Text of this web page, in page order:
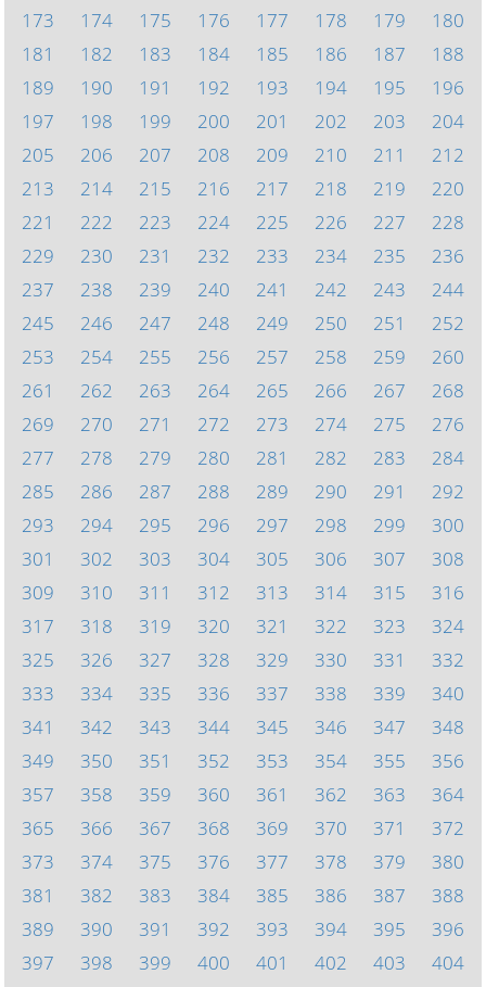
173
174 175 176 177 178 179
180
181
182 183 184 185 186 187
188
189
190 191 192 193 194 195
196
197
198 199 200 201 202 203
204
205
206 207 208 209 210 211
212
213
214 215 216 217 218 219
220
221
222 223 224 225 226 227
228
229
230 231 232 233 234 235
236
237
238 239 240 241 242 243
244
245
246 247 248 249 250 251
252
253
254 255 256 257 258 259
260
261
262 263 264 265 266 267
268
269
270 271 272 273 274 275
276
277
278 279 280 281 282 283
284
285
286 287 288 289 290 291
292
293
294 295 296 297 298 299
300
301
302 303 304 305 306 307
308
309
310 311 312 313 314 315
316
317
318 319 320 321 322 323
324
325
326 327 328 329 330 331
332
333
334 335 336 337 338 339
340
341
342 343 344 345 346 347
348
349
350 351 352 353 354 355
356
357
358 359 360 361 362 363
364
365
366 367 368 369 370 371
372
373
374 375 376 377 378 379
380
381
382 383 384 385 386 387
388
389
390 391 392 393 394 395
396
397
398 399 400 401 402 403
404